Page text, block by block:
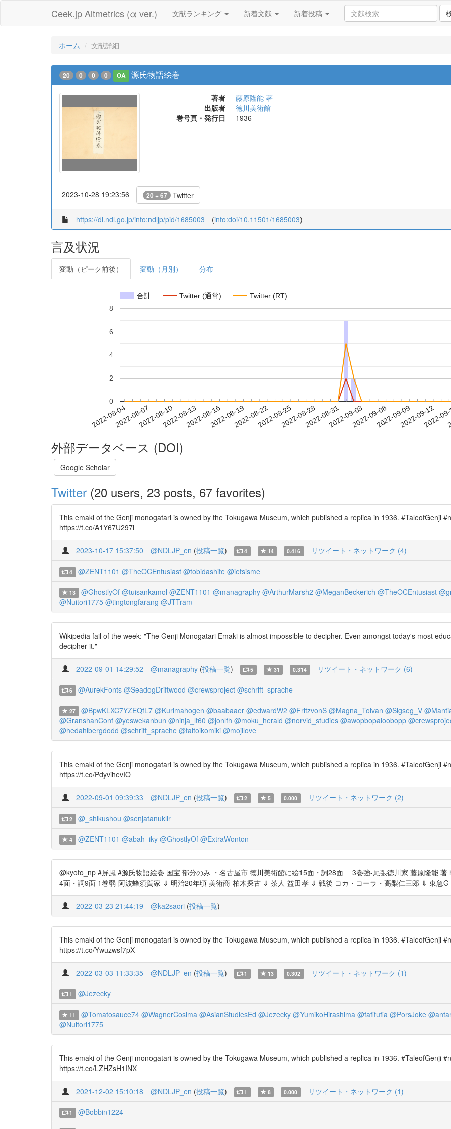
Ceek.jp Altmetrics (α ver.) 文献ランキング 新着文献 新着投稿
ホーム 文献詳細
20 0 0 0 OA 源氏物語絵巻
著者
藤原隆能 著
出版者
徳川美術館
巻号頁・発行日
1936
2023-10-28 19:23:56 20 + 67 Twitter
https://dl.ndl.go.jp/info:ndljp/pid/1685003 (info:doi/10.11501/1685003)
言及状況
変動（ピーク前後） 変動（月別） 分布
合計 Twitter (通常) Twitter (RT)
2022-08-042022-08-072022-08-102022-08-132022-08-162022-08-192022-08-222022-08-252022-08-282022-08-312022-09-032022-09-062022-09-092022-09-12
2022-
0
2
4
6
8
外部データベース (DOI)
Google Scholar
Twitter (20 users, 23 posts, 67 favorites)
This emaki of the Genji monogatari is owned by the Tokugawa Museum, which published a replica in 1936. #TaleofGenji
https://t.co/A1Y67U297l
2023-10-17 15:37:50 @NDLJP_en (投稿一覧) 4 14 0.416 リツイート・ネットワーク (4)
4 @ZENT1101 @TheOCEntusiast @tobidashite @ietsisme
13 @GhostlyOf @tuisankamol @ZENT1101 @managraphy @ArthurMarsh2 @MeganBeckerich @TheOCEntusiast
@Nuitori1775 @tingtongfarang @JTTram
Wikipedia fail of the week: "The Genji Monogatari Emaki is almost impossible to decipher. Even amongst today's most
decipher it."
2022-09-01 14:29:52 @managraphy (投稿一覧) 5 31 0.314 リツイート・ネットワーク (6)
6 @AurekFonts @SeadogDriftwood @crewsproject @schrift_sprache
27 @BpwKLXC7YZEQfL7 @Kurimahogen @baabaaer @edwardW2 @FritzvonS @Magna_Tolvan @Sigseg_V
@GranshanConf @yeswekanbun @ninja_lt60 @jonlfh @moku_herald @norvid_studies @awopbopaloobopp
@hedahlbergdodd @schrift_sprache @taitoikomiki @mojilove
This emaki of the Genji monogatari is owned by the Tokugawa Museum, which published a replica in 1936. #TaleofGenji
https://t.co/PdyvihevIO
2022-09-01 09:39:33 @NDLJP_en (投稿一覧) 2 5 0.000 リツイート・ネットワーク (2)
2 @_shikushou @senjatanuklir
4 @ZENT1101 @abah_iky @GhostlyOf @ExtraWonton
@kyoto_np #屏風 #源氏物語絵巻 国宝 部分のみ ・名古屋市 徳川美術館に絵15面・詞28面 3巻強-尾張徳川家 藤原隆能
4面・詞9面 1巻弱-阿波蜂須賀家 ⇓ 明治20年頃 美術商-柏木探古 ⇓ 茶人-益田孝 ⇓ 戦後 コカ・コーラ・高梨仁三郎 ⇓ 東急G
2022-03-23 21:44:19 @ka2saori (投稿一覧)
This emaki of the Genji monogatari is owned by the Tokugawa Museum, which published a replica in 1936. #TaleofGenji
https://t.co/Ywuzwsf7pX
2022-03-03 11:33:35 @NDLJP_en (投稿一覧) 1 13 0.302 リツイート・ネットワーク (1)
1 @Jezecky
11 @Tomatosauce74 @WagnerCosima @AsianStudiesEd @Jezecky @YumikoHirashima @fafifufia @PorsJoke
@Nuitori1775
This emaki of the Genji monogatari is owned by the Tokugawa Museum, which published a replica in 1936. #TaleofGenji
https://t.co/LZHZsH1INX
2021-12-02 15:10:18 @NDLJP_en (投稿一覧) 1 8 0.000 リツイート・ネットワーク (1)
1 @Bobbin1224